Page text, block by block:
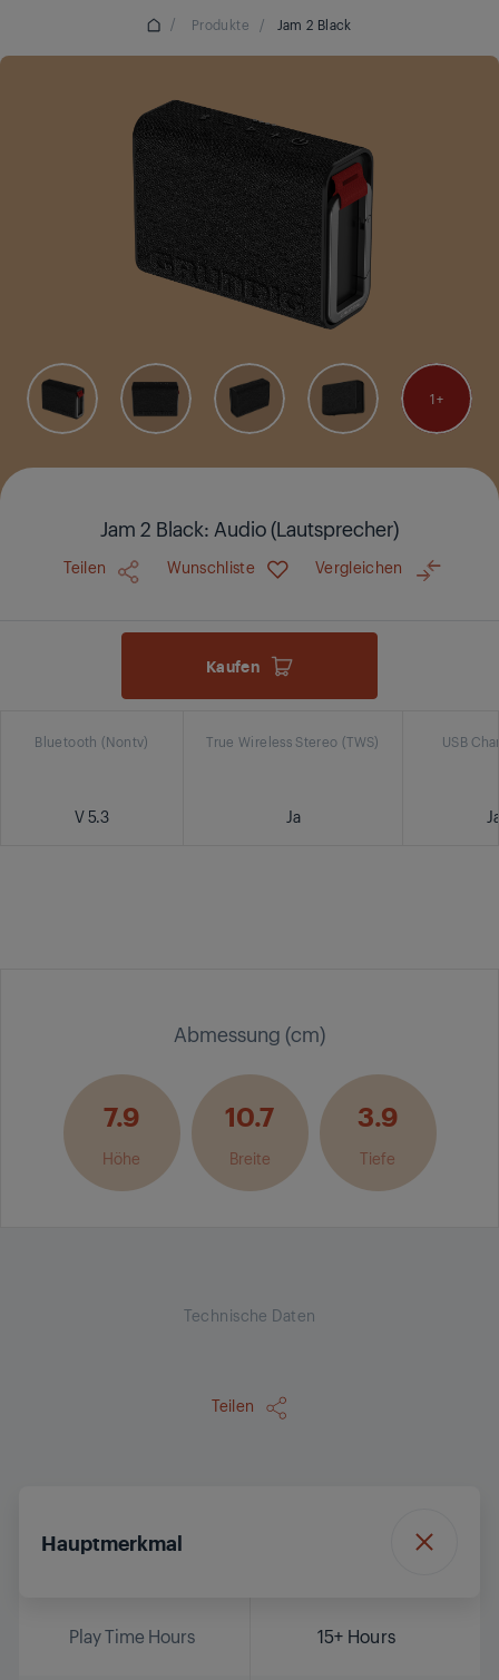
/ Produkte / Jam 2 Black
1
Jam 2 Black: Audio (Lautsprecher)
Teilen Wunschliste Vergleichen
Kaufen
Bluetooth (Nontv)
V 5.3
True Wireless Stereo (TWS)
Ja
USB
Abmessung (cm)
7.9
Höhe
10.7
Breite
3.9
Tiefe
Technische Daten
Teilen
Hauptmerkmal
Play Time Hours 15+ Hours